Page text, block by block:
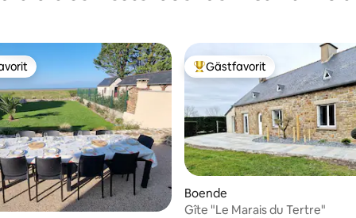
betyg, 42 omdömen
Populär gästfavorit
Gästfavorit
Boende
Gîte "Le Marais du Tertre"